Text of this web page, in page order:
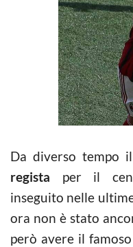
Da diverso tempo il
regista per il
inseguito nelle
ora non è stato
però avere il